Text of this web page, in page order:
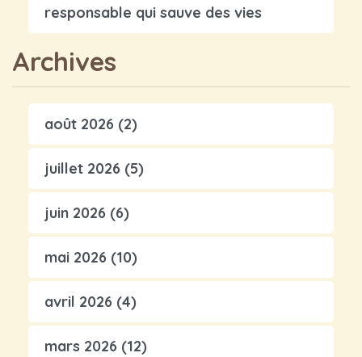
responsable qui sauve des vies
Archives
août 2026 (2)
juillet 2026 (5)
juin 2026 (6)
mai 2026 (10)
avril 2026 (4)
mars 2026 (12)